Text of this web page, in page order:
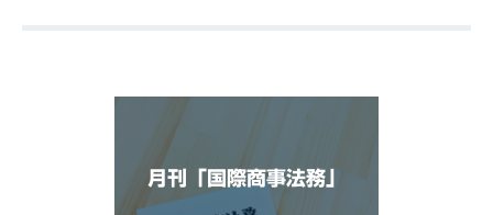
月刊「国際商事法務」